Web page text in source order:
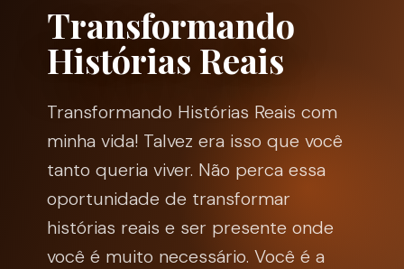
Transformando
Histórias Reais
Transformando Histórias Reais com
minha vida! Talvez era isso que você
tanto queria viver. Não perca essa
oportunidade de transformar
histórias reais e ser presente onde
você é muito necessário. Você é a